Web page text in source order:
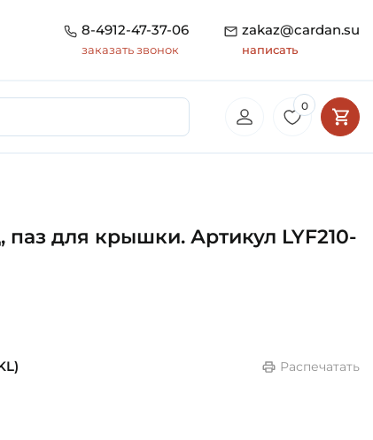
8-4912-47-37-06
заказать звонок
zakaz@cardan.su
написать
0
для крышки. Артикул LYF210-
Распечатать